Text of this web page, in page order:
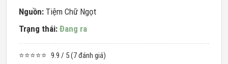
Nguồn: Tiệm Chữ Ngọt
Trạng thái: Đang ra
⭐⭐⭐⭐⭐ 9.9 / 5 (7 đánh giá)